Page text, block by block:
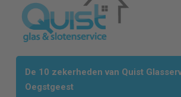
De 10 zekerheden van Quist
Oegstgeest